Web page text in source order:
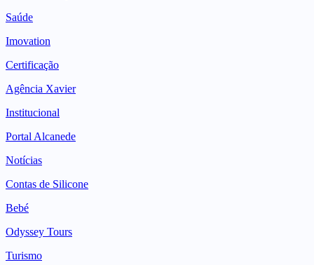
Saúde
Imovation
Certificação
Agência Xavier
Institucional
Portal Alcanede
Notícias
Contas de Silicone
Bebé
Odyssey Tours
Turismo